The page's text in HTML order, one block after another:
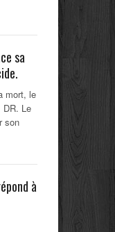
sa
mort, le
DR. Le
son
à